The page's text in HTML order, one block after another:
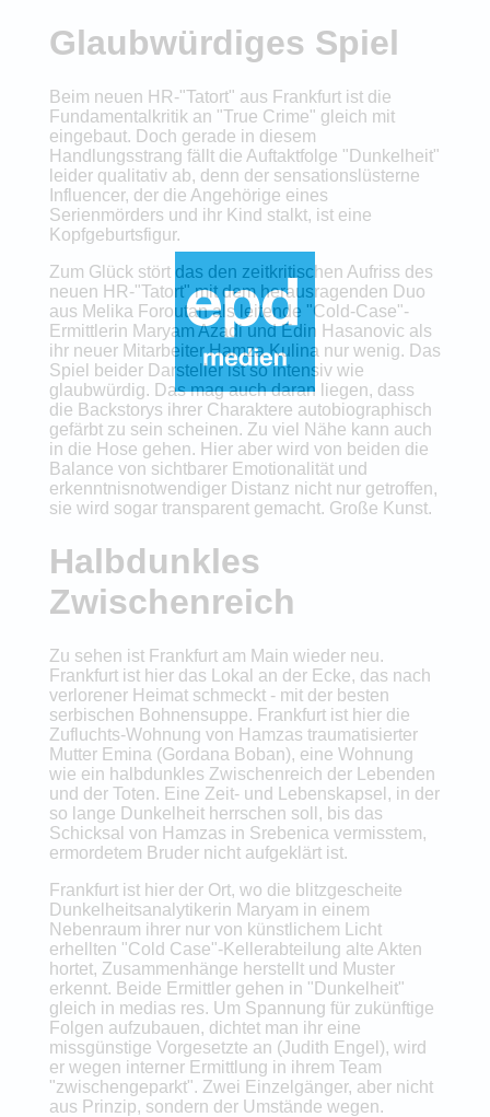
Glaubwürdiges Spiel
Beim neuen HR-"Tatort" aus Frankfurt ist die
Fundamentalkritik an "True Crime" gleich mit
eingebaut. Doch gerade in diesem
Handlungsstrang fällt die Auftaktfolge "Dunkelheit"
leider qualitativ ab, denn der sensationslüsterne
Influencer, der die Angehörige eines
Serienmörders und ihr Kind stalkt, ist eine
Kopfgeburtsfigur.
Zum Glück stört das den zeitkritischen Aufriss des
neuen HR-"Tatort" mit dem herausragenden Duo
aus Melika Foroutan als leitende "Cold-Case"-
Ermittlerin Maryam Azadi und Edin Hasanovic als
ihr neuer Mitarbeiter Hamza Kulina nur wenig. Das
Spiel beider Darsteller ist so intensiv wie
glaubwürdig. Das mag auch daran liegen, dass
die Backstorys ihrer Charaktere autobiographisch
gefärbt zu sein scheinen. Zu viel Nähe kann auch
in die Hose gehen. Hier aber wird von beiden die
Balance von sichtbarer Emotionalität und
erkenntnisnotwendiger Distanz nicht nur getroffen,
sie wird sogar transparent gemacht. Große Kunst.
Halbdunkles
Zwischenreich
Zu sehen ist Frankfurt am Main wieder neu.
Frankfurt ist hier das Lokal an der Ecke, das nach
verlorener Heimat schmeckt - mit der besten
serbischen Bohnensuppe. Frankfurt ist hier die
Zufluchts-Wohnung von Hamzas traumatisierter
Mutter Emina (Gordana Boban), eine Wohnung
wie ein halbdunkles Zwischenreich der Lebenden
und der Toten. Eine Zeit- und Lebenskapsel, in der
so lange Dunkelheit herrschen soll, bis das
Schicksal von Hamzas in Srebenica vermisstem,
ermordetem Bruder nicht aufgeklärt ist.
Frankfurt ist hier der Ort, wo die blitzgescheite
Dunkelheitsanalytikerin Maryam in einem
Nebenraum ihrer nur von künstlichem Licht
erhellten "Cold Case"-Kellerabteilung alte Akten
hortet, Zusammenhänge herstellt und Muster
erkennt. Beide Ermittler gehen in "Dunkelheit"
gleich in medias res. Um Spannung für zukünftige
Folgen aufzubauen, dichtet man ihr eine
missgünstige Vorgesetzte an (Judith Engel), wird
er wegen interner Ermittlung in ihrem Team
"zwischengeparkt". Zwei Einzelgänger, aber nicht
aus Prinzip, sondern der Umstände wegen.